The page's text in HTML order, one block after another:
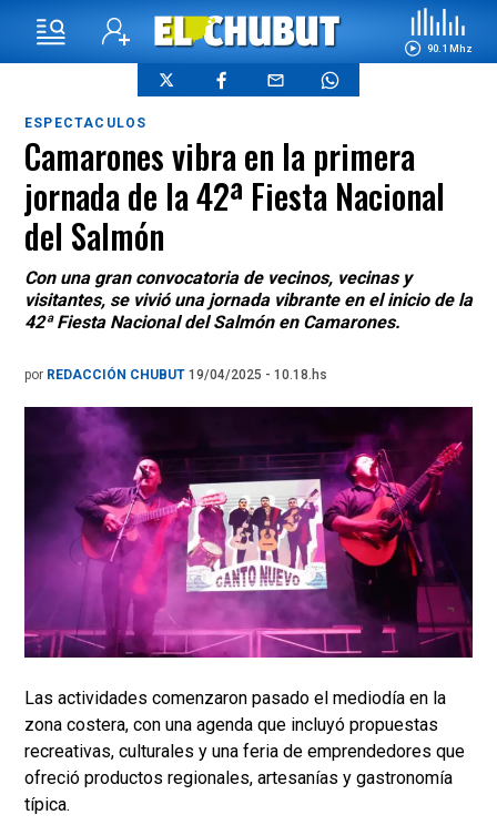
90.1 Mhz
ESPECTACULOS
Camarones vibra en la primera
jornada de la 42ª Fiesta Nacional
del Salmón
Con una gran convocatoria de vecinos, vecinas y
visitantes, se vivió una jornada vibrante en el inicio de la
42ª Fiesta Nacional del Salmón en Camarones.
por REDACCIÓN CHUBUT 19/04/2025 - 10.18.hs
Las actividades comenzaron pasado el mediodía en la
zona costera, con una agenda que incluyó propuestas
recreativas, culturales y una feria de emprendedores que
ofreció productos regionales, artesanías y gastronomía
típica.